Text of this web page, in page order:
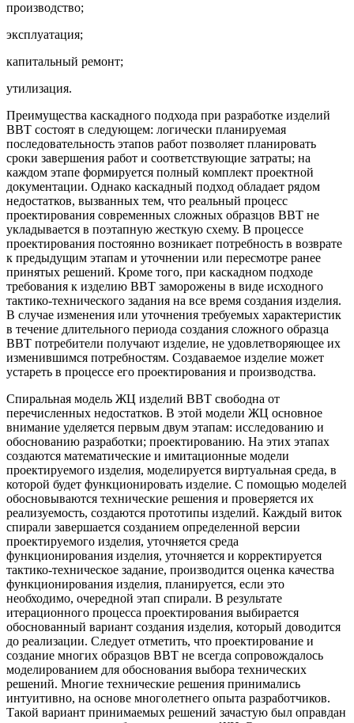
производство;
эксплуатация;
капитальный ремонт;
утилизация.
Преимущества каскадного подхода при разработке изделий
ВВТ состоят в следующем: логически планируемая
последовательность этапов работ позволяет планировать
сроки завершения работ и соответствующие затраты; на
каждом этапе формируется полный комплект проектной
документации. Однако каскадный подход обладает рядом
недостатков, вызванных тем, что реальный процесс
проектирования современных сложных образцов ВВТ не
укладывается в поэтапную жесткую схему. В процессе
проектирования постоянно возникает потребность в возврате
к предыдущим этапам и уточнении или пересмотре ранее
принятых решений. Кроме того, при каскадном подходе
требования к изделию ВВТ заморожены в виде исходного
тактико-технического задания на все время создания изделия.
В случае изменения или уточнения требуемых характеристик
в течение длительного периода создания сложного образца
ВВТ потребители получают изделие, не удовлетворяющее их
изменившимся потребностям. Создаваемое изделие может
устареть в процессе его проектирования и производства.
Спиральная модель ЖЦ изделий ВВТ свободна от
перечисленных недостатков. В этой модели ЖЦ основное
внимание уделяется первым двум этапам: исследованию и
обоснованию разработки; проектированию. На этих этапах
создаются математические и имитационные модели
проектируемого изделия, моделируется виртуальная среда, в
которой будет функционировать изделие. С помощью моделей
обосновываются технические решения и проверяется их
реализуемость, создаются прототипы изделий. Каждый виток
спирали завершается созданием определенной версии
проектируемого изделия, уточняется среда
функционирования изделия, уточняется и корректируется
тактико-техническое задание, производится оценка качества
функционирования изделия, планируется, если это
необходимо, очередной этап спирали. В результате
итерационного процесса проектирования выбирается
обоснованный вариант создания изделия, который доводится
до реализации. Следует отметить, что проектирование и
создание многих образцов ВВТ не всегда сопровождалось
моделированием для обоснования выбора технических
решений. Многие технические решения принимались
интуитивно, на основе многолетнего опыта разработчиков.
Такой вариант принимаемых решений зачастую был оправдан